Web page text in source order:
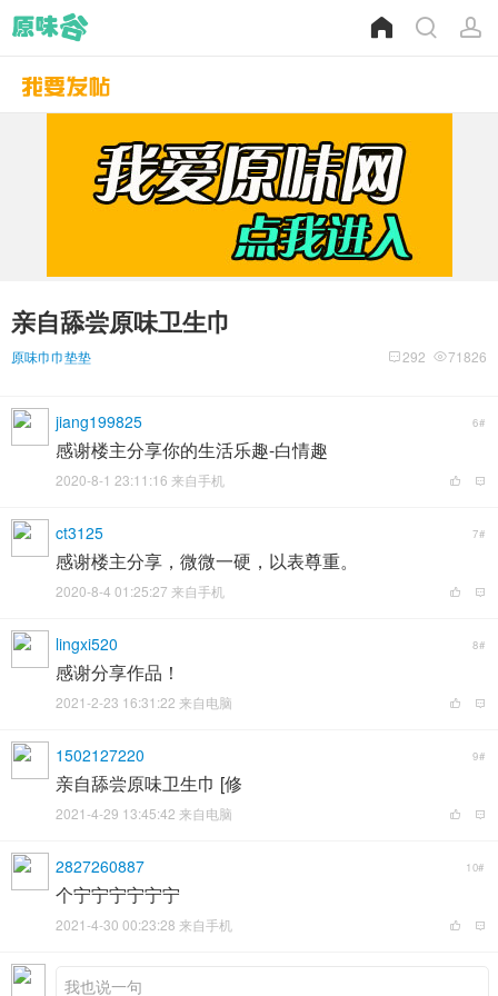
亲自舔尝原味卫生巾
原味巾巾垫垫 71826
292
jiang199825 6#
感谢楼主分享你的生活乐趣-白情趣
2020-8-1 23:11:16 来自手机
ct3125 7#
感谢楼主分享，微微一硬，以表尊重。
2020-8-4 01:25:27 来自手机
lingxi520 8#
感谢分享作品！
2021-2-23 16:31:22 来自电脑
1502127220 9#
亲自舔尝原味卫生巾 [修
2021-4-29 13:45:42 来自电脑
2827260887 10#
个宁宁宁宁宁宁
2021-4-30 00:23:28 来自手机